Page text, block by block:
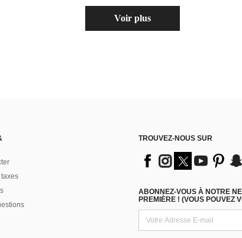
Voir plus
taxes
TROUVEZ-NOUS SUR
ABONNEZ-VOUS À NOTRE
PREMIÈRE ! (VOUS POUVEZ